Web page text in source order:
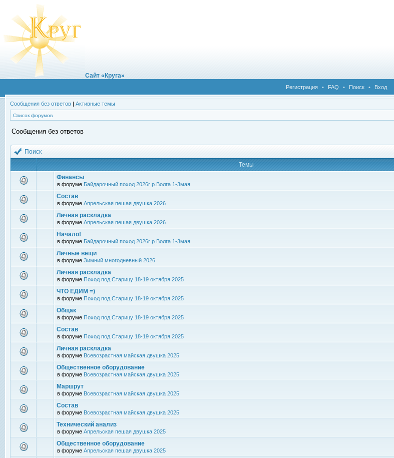
Сайт «Круга»
Регистрация • FAQ • Поиск • Вход
Сообщения без ответов | Активные темы
Список форумов
Сообщения без ответов
Поиск
Темы
Финансы
в форуме Байдарочный поход 2026г р.Волга 1-3мая
Состав
в форуме Апрельская пешая двушка 2026
Личная раскладка
в форуме Апрельская пешая двушка 2026
Начало!
в форуме Байдарочный поход 2026г р.Волга 1-3мая
Личные вещи
в форуме Зимний многодневный 2026
Личная раскладка
в форуме Поход под Старицу 18-19 октября 2025
ЧТО ЕДИМ =)
в форуме Поход под Старицу 18-19 октября 2025
Общак
в форуме Поход под Старицу 18-19 октября 2025
Состав
в форуме Поход под Старицу 18-19 октября 2025
Личная раскладка
в форуме Всевозрастная майская двушка 2025
Общественное оборудование
в форуме Всевозрастная майская двушка 2025
Маршрут
в форуме Всевозрастная майская двушка 2025
Состав
в форуме Всевозрастная майская двушка 2025
Технический анализ
в форуме Апрельская пешая двушка 2025
Общественное оборудование
в форуме Апрельская пешая двушка 2025